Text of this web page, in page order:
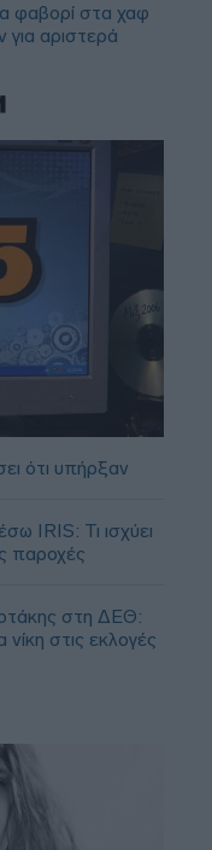
φαβορί στα χαφ
για αριστερά
ότι υπήρξαν
IRIS: Τι ισχύει
παροχές
στη ΔΕΘ:
στις εκλογές